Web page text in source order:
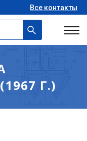
Все контакты
Г.)